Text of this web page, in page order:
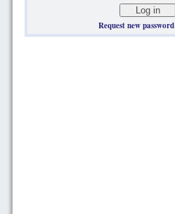
Request new password